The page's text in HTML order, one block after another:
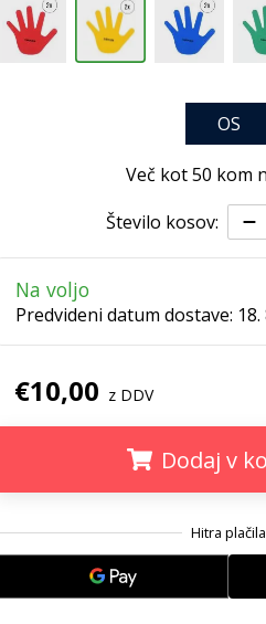
OS
Več kot 50 kom
Število kosov:
Na voljo
Predvideni datum dostave:
€10,00 z DDV
Dodaj v